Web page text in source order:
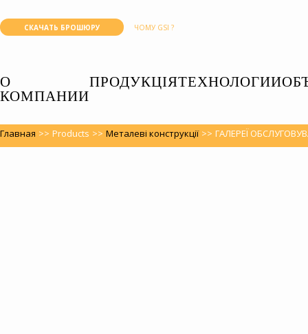
СКАЧАТЬ БРОШЮРУ ЧОМУ GSI ?
О
КОМПАНИИ
ПРОДУКЦІЯТЕХНОЛОГИИ
Главная >> Products >> Металеві конструкції >> ГАЛЕРЕЇ